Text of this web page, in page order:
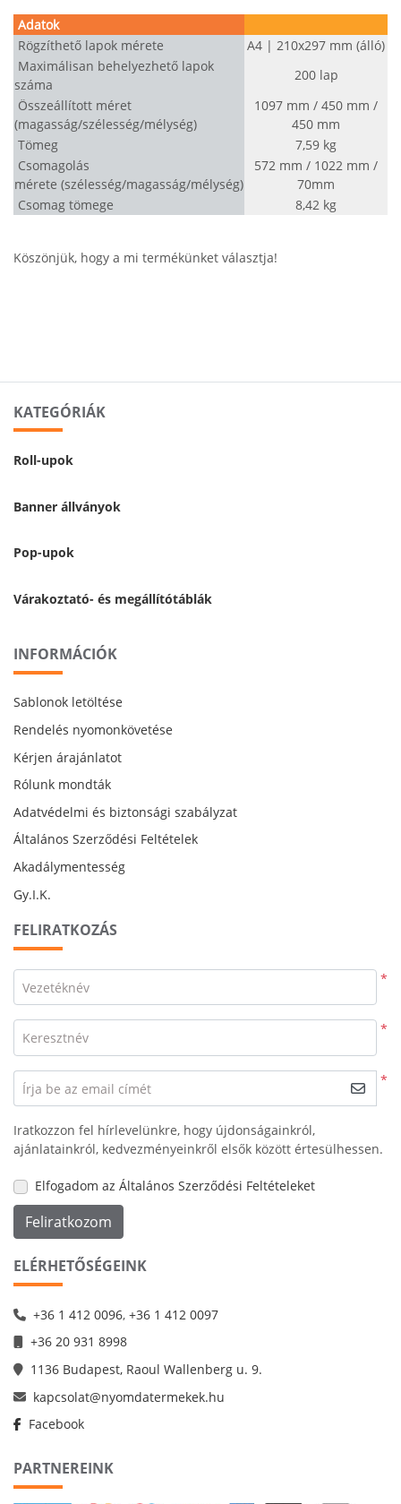
Adatok
Rögzíthető lapok mérete
A4 | 210x297 mm (álló)
Maximálisan behelyezhető lapok
száma
200 lap
Összeállított méret
(magasság/szélesség/mélység)
1097 mm / 450 mm /
450 mm
Tömeg
7,59 kg
Csomagolás
mérete (szélesség/magasság/mélység)
572 mm / 1022 mm /
70mm
Csomag tömege
8,42 kg
Köszönjük, hogy a mi termékünket választja!
KATEGÓRIÁK
Roll-upok
Banner állványok
Pop-upok
Várakoztató- és megállítótáblák
INFORMÁCIÓK
Sablonok letöltése
Rendelés nyomonkövetése
Kérjen árajánlatot
Rólunk mondták
Adatvédelmi és biztonsági szabályzat
Általános Szerződési Feltételek
Akadálymentesség
Gy.I.K.
FELIRATKOZÁS
*
Vezetéknév
*
Keresztnév
*
Írja be az email címét
Iratkozzon fel hírlevelünkre, hogy újdonságainkról,
ajánlatainkról, kedvezményeinkről elsők között értesülhessen.
Elfogadom az Általános Szerződési Feltételeket
Feliratkozom
ELÉRHETŐSÉGEINK
+36 1 412 0096, +36 1 412 0097
+36 20 931 8998
1136 Budapest, Raoul Wallenberg u. 9.
kapcsolat@nyomdatermekek.hu
Facebook
PARTNEREINK